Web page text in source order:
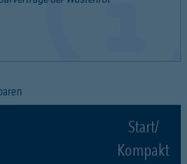
Start/
Kompakt